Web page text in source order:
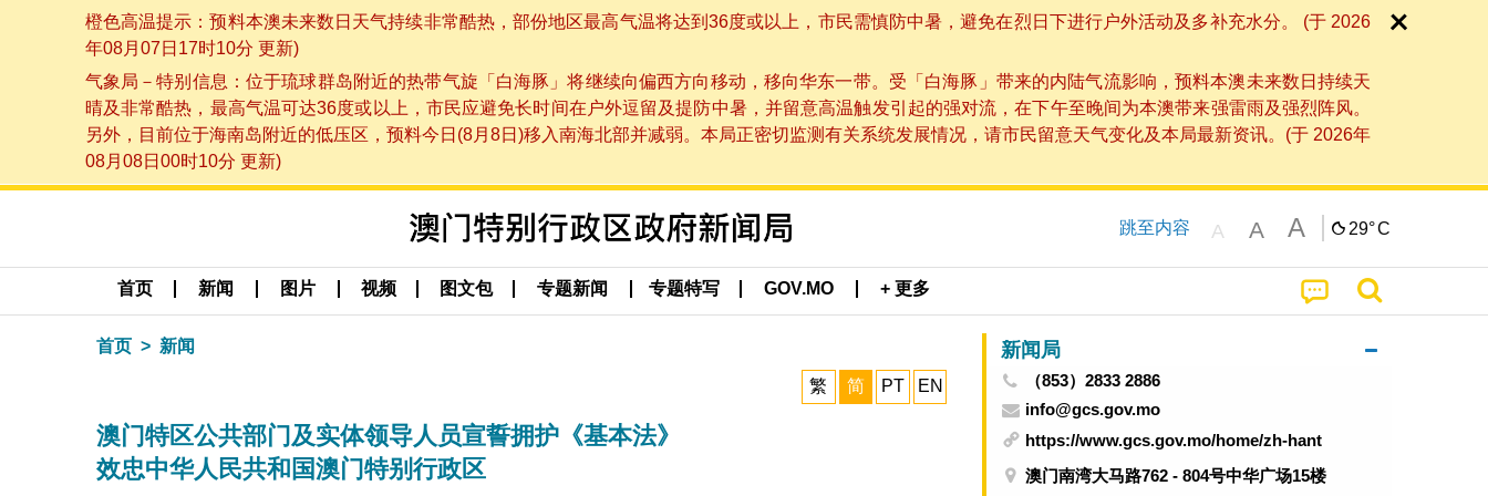
橙色高温提示：预料本澳未来数日天气持续非常酷热，部份地区最高气温将达到36度或以上，市民需慎防中暑，避免在烈日下进行户外活动及多补充水分。 (于 2026
年08月07日17时10分 更新)
气象局－特别信息：位于琉球群岛附近的热带气旋「白海豚」将继续向偏西方向移动，移向华东一带。受「白海豚」带来的内陆气流影响，预料本澳未来数日持续天
晴及非常酷热，最高气温可达36度或以上，市民应避免长时间在户外逗留及提防中暑，并留意高温触发引起的强对流，在下午至晚间为本澳带来强雷雨及强烈阵风。
另外，目前位于海南岛附近的低压区，预料今日(8月8日)移入南海北部并减弱。本局正密切监测有关系统发展情况，请市民留意天气变化及本局最新资讯。(于 2026年
08月08日00时10分 更新)
跳至内容 A A A 29°C
首页 新闻 图片 视频 图文包 专题新闻 专题特写 GOV.MO + 更多
首页 新闻
繁 简 PT EN
澳门特区公共部门及实体领导人员宣誓拥护《基本法》
效忠中华人民共和国澳门特别行政区
新闻局
（853）2833 2886
info@gcs.gov.mo
https://www.gcs.gov.mo/home/zh-hant
澳门南湾大马路762 - 804号中华广场15楼